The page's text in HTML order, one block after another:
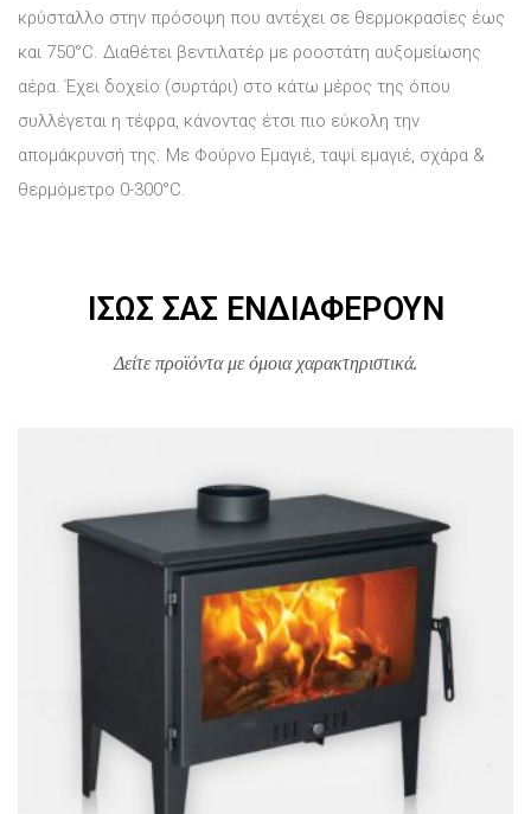
κρύσταλλο στην πρόσοψη που αντέχει σε θερμοκρασίες έως
και 750°C. Διαθέτει βεντιλατέρ με ροοστάτη αυξομείωσης
αέρα. Έχει δοχείο (συρτάρι) στο κάτω μέρος της όπου
συλλέγεται η τέφρα, κάνοντας έτσι πιο εύκολη την
απομάκρυνσή της. Με Φούρνο Εμαγιέ, ταψί εμαγιέ, σχάρα &
θερμόμετρο 0-300°C.
ΊΣΩΣ ΣΑΣ ΕΝΔΙΑΦΈΡΟΥΝ
Δείτε προϊόντα με όμοια χαρακτηριστικά.